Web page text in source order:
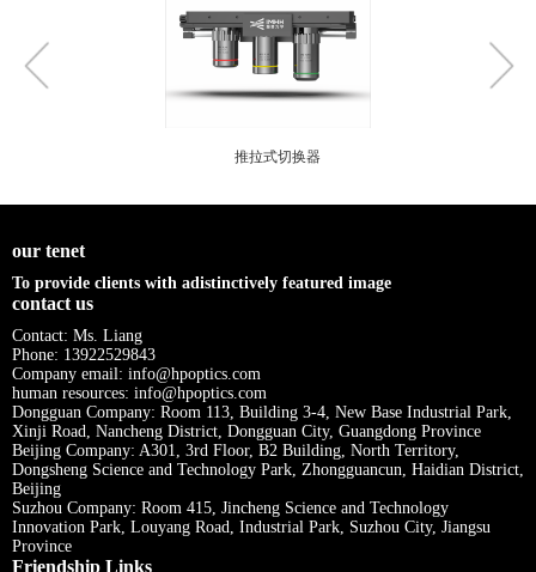
推拉式切换器
our tenet
To provide clients with adistinctively featured image
contact us
Contact: Ms. Liang
Phone: 13922529843
Company email: info@hpoptics.com
human resources: info@hpoptics.com
Dongguan Company: Room 113, Building 3-4, New Base Industrial Park,
Xinji Road, Nancheng District, Dongguan City, Guangdong Province
Beijing Company: A301, 3rd Floor, B2 Building, North Territory,
Dongsheng Science and Technology Park, Zhongguancun, Haidian District,
Beijing
Suzhou Company: Room 415, Jincheng Science and Technology
Innovation Park, Louyang Road, Industrial Park, Suzhou City, Jiangsu
Province
Friendship Links